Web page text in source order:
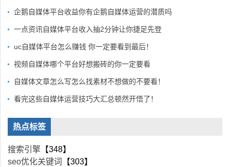
企鹅自媒体平台收益你有企鹅自媒体运营的潜质吗
一点资讯自媒体平台收入抽2分钟让你捷足先登
uc自媒体平台怎么赚钱 你一定要看到最后！
视频自媒体哪个平台好想搬砖的你一定要看
自媒体文章怎么写怎么找素材不想做的不要看！
看完这些自媒体运营技巧大汇总顿然开悟了！
热点标签
搜索引擎 【348】
seo优化关键词
【303】